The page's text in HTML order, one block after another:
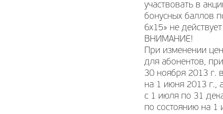
участвовать в
бонусных баллов
6х15» не
ВНИМАНИЕ!
При изменении
для абонентов,
30 ноября 2013 г.
на 1 июня 2013 г.,
с 1 июля по 31
по состоянию на 1